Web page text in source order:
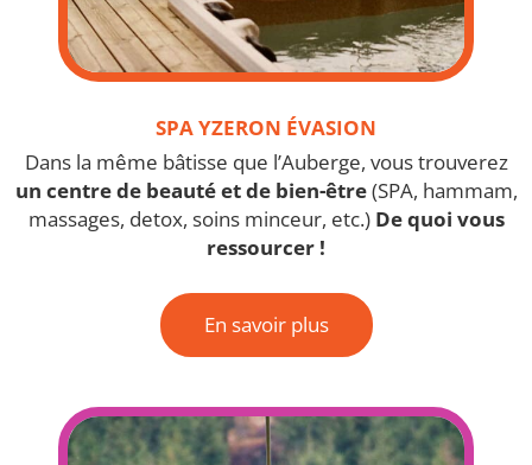
SPA YZERON ÉVASION
Dans la même bâtisse que l’Auberge, vous trouverez
un centre de beauté et de bien-être(SPA, hammam,
massages, detox, soins minceur, etc.) De quoi vous
ressourcer !
En savoir plus